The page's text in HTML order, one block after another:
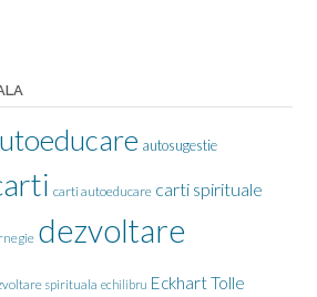
autosugestie
carti autoeducare carti spirituale
dezvoltare
spirituala echilibru Eckhart Tolle